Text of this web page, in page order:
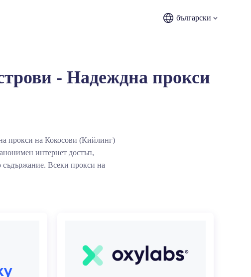
български
- Надеждна прокси
прокси на Кокосови (Кийлинг)
интернет достъп,
съдържание. Всеки прокси на